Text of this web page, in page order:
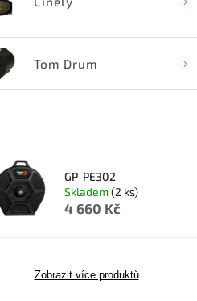
Tom Drum
GP-PE302
Skladem(2 ks)
4 660 Kč
Zobrazit více produktů